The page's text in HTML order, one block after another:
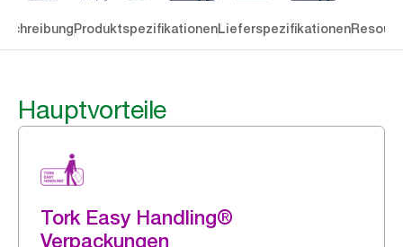
ProduktspezifikationenLieferspezifikationen
Hauptvorteile
Tork Easy Handling®
Verpackungen